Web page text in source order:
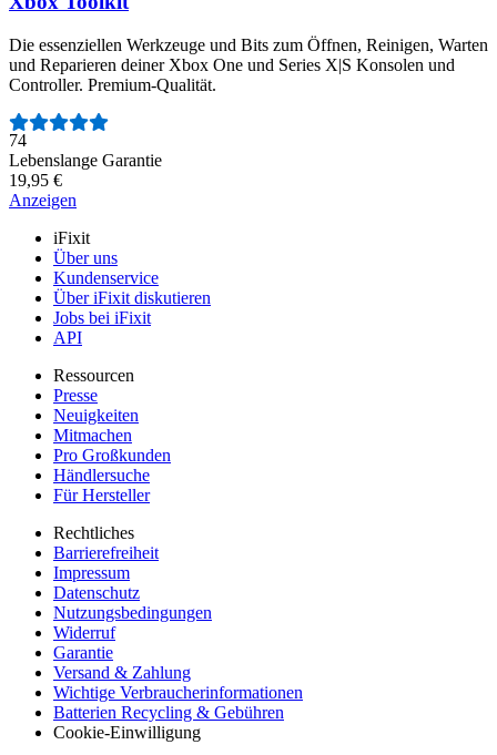
Die essenziellen Werkzeuge und Bits zum Öffnen, Reinigen, Warten
und Reparieren deiner Xbox One und Series X|S Konsolen und
Controller. Premium-Qualität.
Anzahl der Bewertungen:
74
Lebenslange Garantie
19,95 €
Anzeigen
iFixit
Über uns
Kundenservice
Über iFixit diskutieren
Jobs bei iFixit
API
Ressourcen
Presse
Neuigkeiten
Mitmachen
Pro Großkunden
Händlersuche
Für Hersteller
Rechtliches
Barrierefreiheit
Impressum
Datenschutz
Nutzungsbedingungen
Widerruf
Garantie
Versand & Zahlung
Wichtige Verbraucherinformationen
Batterien Recycling & Gebühren
Cookie-Einwilligung